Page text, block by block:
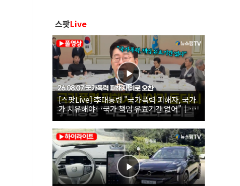
스팟Live
[스팟Live] 李대통령 "국가폭력 피해자, 국가
가 치유해야…국가 책임 유효기간 없어"｜
26.08.07 국가폭력 피해자 위로 오찬